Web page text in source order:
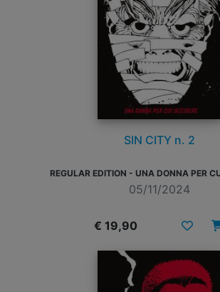
SIN CITY n. 2
REGULAR EDITION - UNA DONNA PER
05/11/2024
€ 19,90